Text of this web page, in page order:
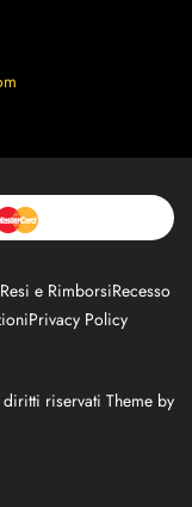
Resi e RimborsiRecesso
Privacy Policy
riservati Theme by